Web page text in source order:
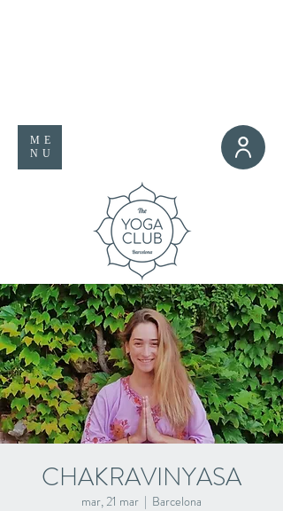
ME
NU
CHAKRAVINYASA
mar, 21 mar
  |
Barcelona